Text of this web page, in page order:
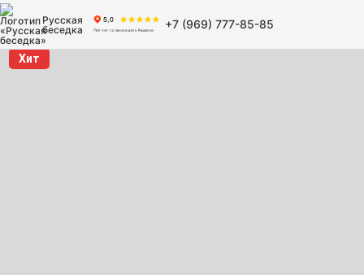
Русская
беседка
+7 (969) 777-85-85
Хит